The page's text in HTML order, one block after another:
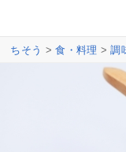
ちそう >食・料理 >調